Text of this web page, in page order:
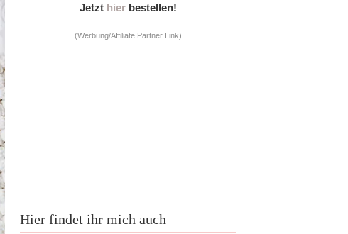
Jetzt hierbestellen!
(Werbung/Affiliate Partner Link)
Hier findet ihr mich auch